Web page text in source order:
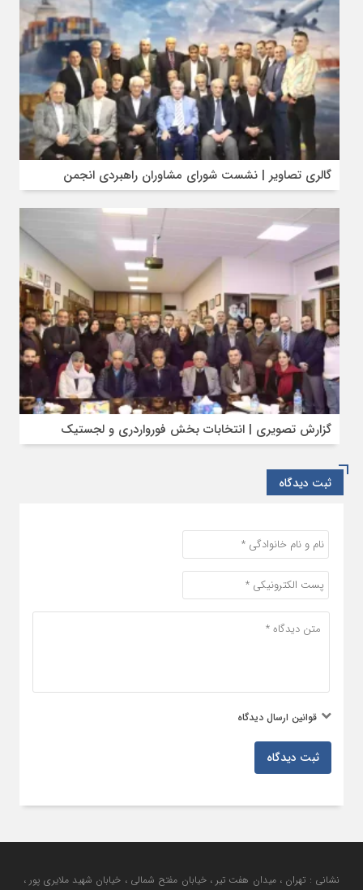
گالری تصاویر | نشست شورای مشاوران راهبردی انجمن
گزارش تصویری | انتخابات بخش فورواردری و لجستیک
ثبت دیدگاه
قوانین ارسال دیدگاه
ثبت دیدگاه
نشانی : تهران ، میدان هفت تیر ، خیابان مفتح شمالی ، خیابان شهید ملایری پور ،